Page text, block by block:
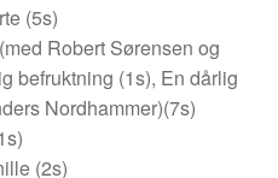
(5s)
Robert Sørensen og
befruktning (1s), En dårlig
Nordhammer)(7s)
(2s)